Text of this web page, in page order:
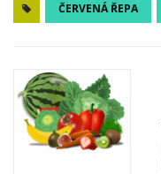
ČERVENÁ ŘEPA